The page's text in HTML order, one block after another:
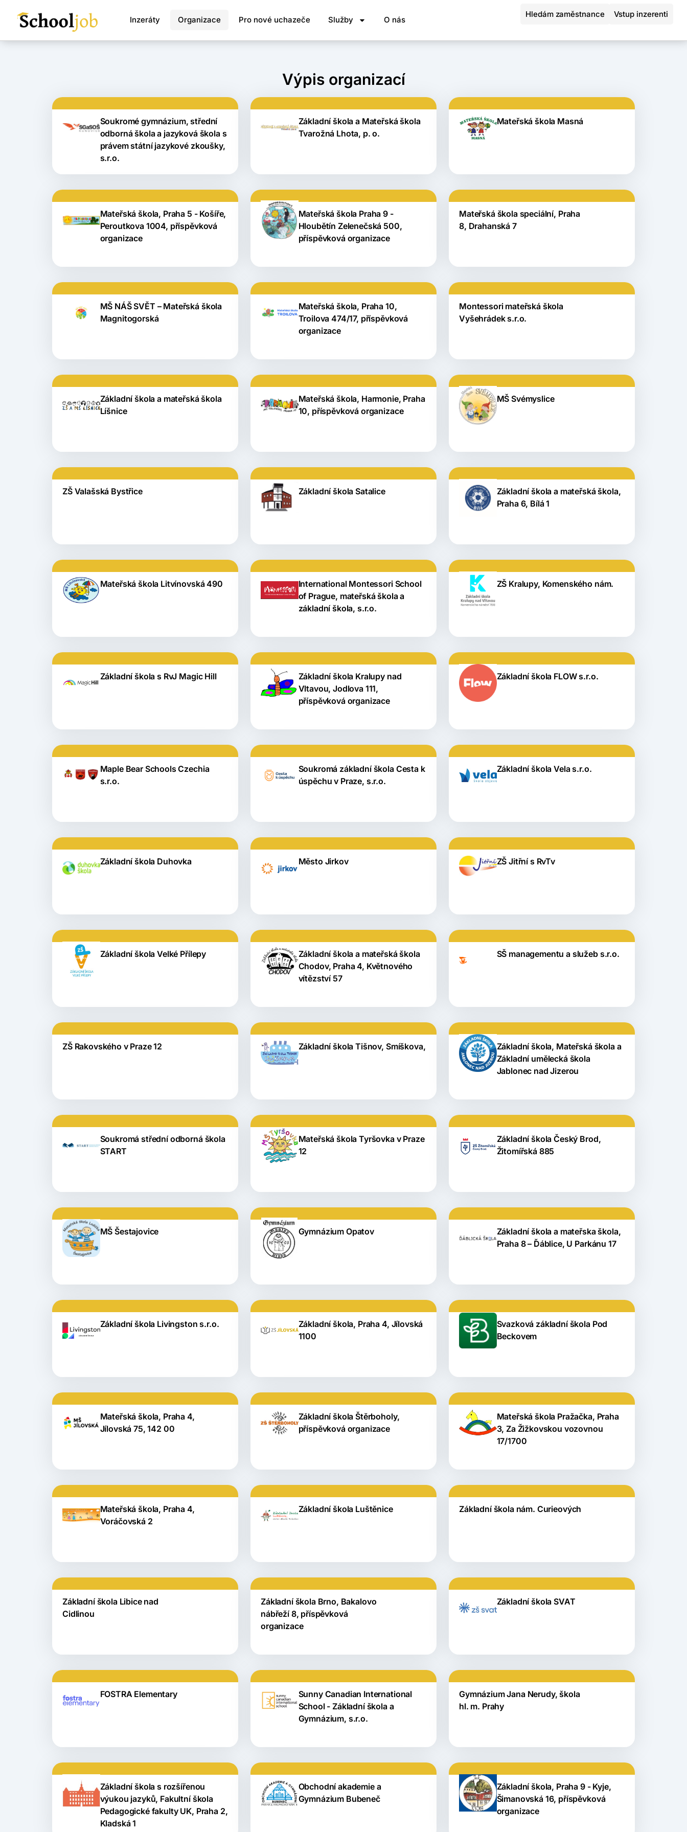
Inzeráty Organizace Pro nové uchazeče Služby O nás
Vstup inzerenti
Hledám zaměstnance
Výpis organizací
Soukromé gymnázium, střední
odborná škola a jazyková škola s
právem státní jazykové zkoušky,
s.r.o.
Základní škola a Mateřská škola
Tvarožná Lhota, p. o.
Mateřská škola Masná
Mateřská škola, Praha 5 - Košíře,
Peroutkova 1004, příspěvková
organizace
Mateřská škola Praha 9 -
Hloubětín Zelenečská 500,
příspěvková organizace
Mateřská škola speciální, Praha
8, Drahanská 7
MŠ NÁŠ SVĚT – Mateřská škola
Magnitogorská
Mateřská škola, Praha 10,
Troilova 474/17, příspěvková
organizace
Montessori mateřská škola
Vyšehrádek s.r.o.
Základní škola a mateřská škola
Líšnice
Mateřská škola, Harmonie, Praha
10, příspěvková organizace
MŠ Svémyslice
ZŠ Valašská Bystřice Základní škola Satalice
Základní škola a mateřská škola,
Praha 6, Bílá 1
Mateřská škola Litvínovská 490
International Montessori School
of Prague, mateřská škola a
základní škola, s.r.o.
ZŠ Kralupy, Komenského nám.
Základní škola s RvJ Magic Hill
Základní škola Kralupy nad
Vltavou, Jodlova 111,
příspěvková organizace
Základní škola FLOW s.r.o.
Maple Bear Schools Czechia
s.r.o.
Soukromá základní škola Cesta k
úspěchu v Praze, s.r.o.
Základní škola Vela s.r.o.
Základní škola Duhovka Město Jirkov ZŠ Jitřní s RvTv
Základní škola Velké Přílepy
Základní škola a mateřská škola
Chodov, Praha 4, Květnového
vítězství 57
SŠ managementu a služeb s.r.o.
ZŠ Rakovského v Praze 12 Základní škola Tišnov, Smíškova,
Základní škola, Mateřská škola a
Základní umělecká škola
Jablonec nad Jizerou
Soukromá střední odborná škola
START
Mateřská škola Tyršovka v Praze
12
Základní škola Český Brod,
Žitomířská 885
MŠ Šestajovice Gymnázium Opatov
Základní škola a mateřska škola,
Praha 8 – Ďáblice, U Parkánu 17
Základní škola Livingston s.r.o.
Základní škola, Praha 4, Jílovská
1100
Svazková základní škola Pod
Beckovem
Mateřská škola, Praha 4,
Jílovská 75, 142 00
Základní škola Štěrboholy,
příspěvková organizace
Mateřská škola Pražačka, Praha
3, Za Žižkovskou vozovnou
17/1700
Mateřská škola, Praha 4,
Voráčovská 2
Základní škola Luštěnice Základní škola nám. Curieových
Základní škola Libice nad
Cidlinou
Základní škola Brno, Bakalovo
nábřeží 8, příspěvková
organizace
Základní škola SVAT
FOSTRA Elementary
Sunny Canadian International
School - Základní škola a
Gymnázium, s.r.o.
Gymnázium Jana Nerudy, škola
hl. m. Prahy
Základní škola s rozšířenou
výukou jazyků, Fakultní škola
Pedagogické fakulty UK, Praha 2,
Kladská 1
Obchodní akademie a
Gymnázium Bubeneč
Základní škola, Praha 9 - Kyje,
Šimanovská 16, příspěvková
organizace